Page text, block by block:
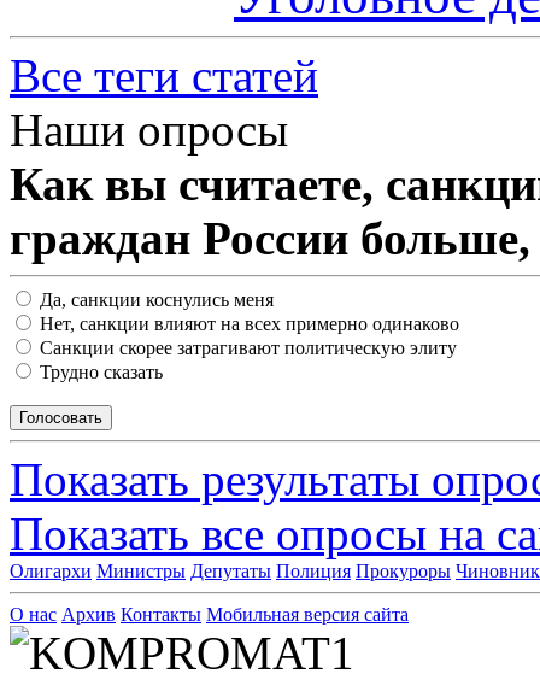
Все теги статей
Наши опросы
Как вы считаете,
граждан России
Да, санкции коснулись меня
Нет, санкции влияют на всех примерно одинаково
Санкции скорее затрагивают политическую элиту
Трудно сказать
Показать результаты
Показать все опросы на
Олигархи Министры Депутаты Полиция Прокуроры
О нас Архив Контакты Мобильная версия сайта